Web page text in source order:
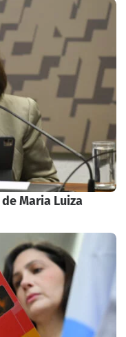
Maria Luiza